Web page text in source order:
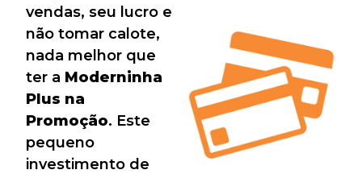
vendas, seu lucro e
não tomar calote,
nada melhor que
ter a Moderninha
Plus na
Promoção. Este
pequeno
investimento de